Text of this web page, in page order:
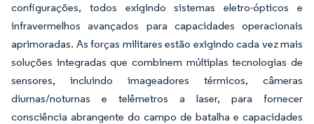
configurações, todos exigindo sistemas eletro-ópticos e
infravermelhos avançados para capacidades operacionais
aprimoradas. As forças militares estão exigindo cada vez mais
soluções integradas que combinem múltiplas tecnologias de
sensores, incluindo imageadores térmicos, câmeras
diurnas/noturnas e telêmetros a laser, para fornecer
consciência abrangente do campo de batalha e capacidades